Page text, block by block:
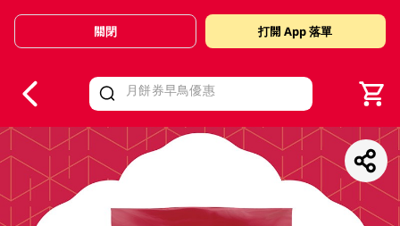
Valid Until 30 June 2026
關閉 打開 App 落單